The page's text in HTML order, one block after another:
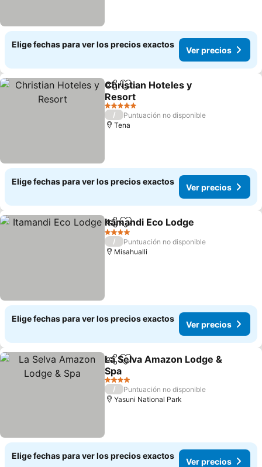
Elige fechas para ver los precios exactos
Ver precios
CompartirAgregar a favoritos
Christian Hoteles y
Resort
Ver precios
5 Estrellas
/
Puntuación no disponible
Tena
Elige fechas para ver los precios exactos
Ver precios
CompartirAgregar a favoritos
Itamandi Eco Lodge
4 Estrellas
/
Puntuación no disponible
Misahualli
Elige fechas para ver los precios exactos
Ver precios
CompartirAgregar a favoritos
La Selva Amazon Lodge &
Spa
Ver precios
4 Estrellas
/
Puntuación no disponible
Yasuni National Park
Elige fechas para ver los precios exactos
Ver precios